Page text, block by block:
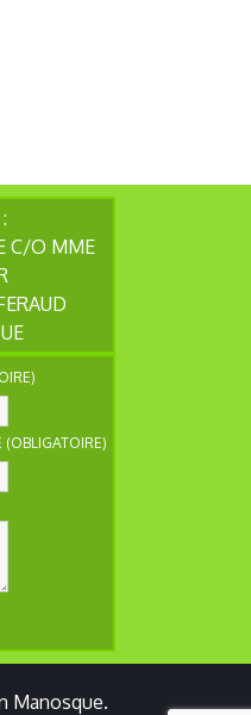
C/O MME
(OBLIGATOIRE)
Manosque.